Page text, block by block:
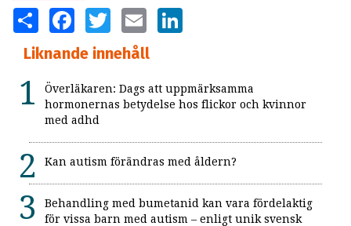
SHARE FACEBOOKTWITTER EMAIL
Liknande innehåll
Överläkaren: Dags att uppmärksamma
hormonernas betydelse hos flickor och kvinnor
med adhd
Kan autism förändras med åldern?
Behandling med bumetanid kan vara fördelaktig
för vissa barn med autism – enligt unik svensk